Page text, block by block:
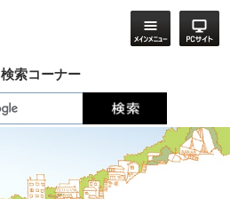
検索コーナー